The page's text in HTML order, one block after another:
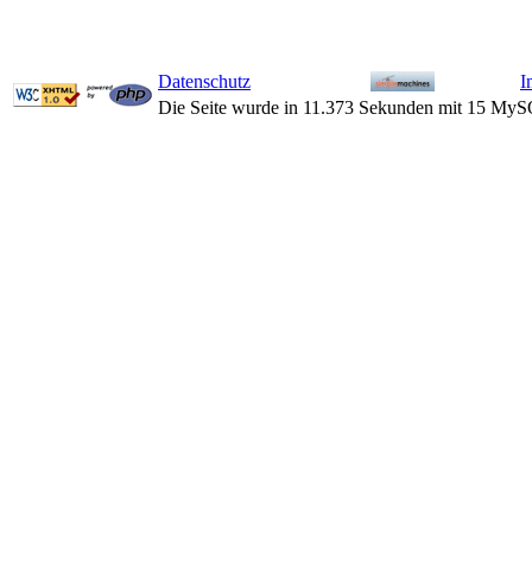
Datenschutz
Die Seite wurde in 11.373 Sekunden mit 15